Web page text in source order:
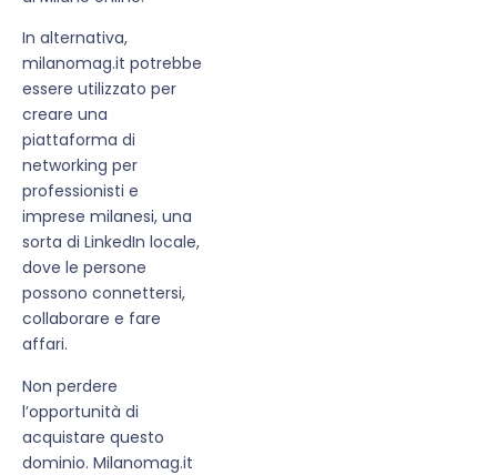
In alternativa,
milanomag.it potrebbe
essere utilizzato per
creare una
piattaforma di
networking per
professionisti e
imprese milanesi, una
sorta di LinkedIn locale,
dove le persone
possono connettersi,
collaborare e fare
affari.
Non perdere
l’opportunità di
acquistare questo
dominio. Milanomag.it